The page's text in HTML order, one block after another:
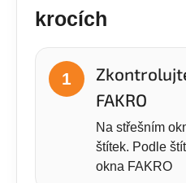
krocích
1
FAKRO
Na střešním
štítek. Podle
okna FAKRO